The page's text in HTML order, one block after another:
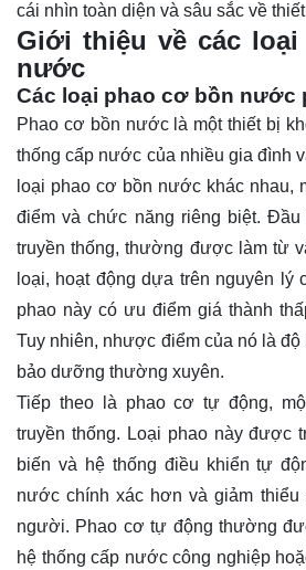
cái nhìn toàn diện và sâu sắc về
Giới thiệu về các
nước
Các loại phao cơ bồn nước
Phao cơ bồn nước là một thiết bị
thống cấp nước của nhiều gia đình
loại phao cơ bồn nước khác nhau,
điểm và chức năng riêng biệt.
truyền thống, thường được làm từ
loại, hoạt động dựa trên nguyên lý
phao này có ưu điểm giá thành
Tuy nhiên, nhược điểm của nó là độ
bảo dưỡng thường xuyên.
Tiếp theo là phao cơ tự động,
truyền thống. Loại phao này được
biến và hệ thống điều khiển tự
nước chính xác hơn và giảm thiểu
người. Phao cơ tự động thường
hệ thống cấp nước công nghiệp